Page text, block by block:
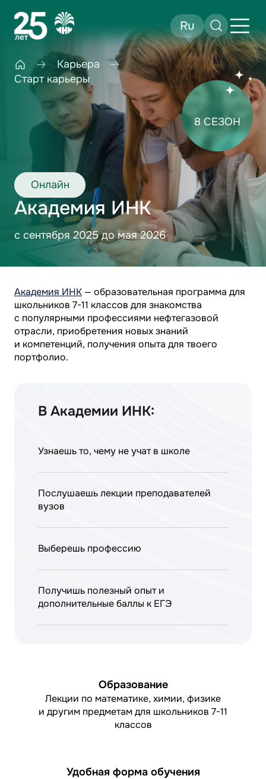
Ru
Карьера
Старт карьеры
Онлайн
Академия ИНК
с сентября 2025 до мая 2026
8 СЕЗОН
Академия ИНК — образовательная программа для
школьников 7-11 классов для знакомства
с популярными профессиями нефтегазовой
отрасли, приобретения новых знаний
и компетенций, получения опыта для твоего
портфолио.
В Академии ИНК:
Узнаешь то, чему не учат в школе
Послушаешь лекции преподавателей
вузов
Выберешь профессию
Получишь полезный опыт и
дополнительные баллы к ЕГЭ
Образование
Лекции по математике, химии, физике
и другим предметам для школьников 7-11
классов
Удобная форма обучения